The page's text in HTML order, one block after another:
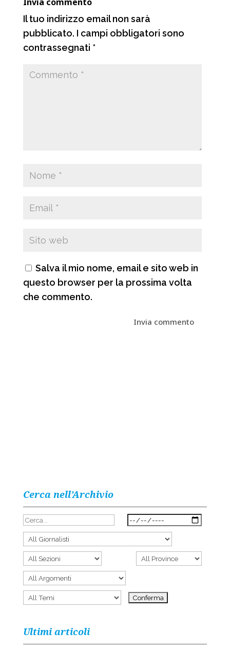
Il tuo indirizzo email non sarà
pubblicato. I campi obbligatori sono
contrassegnati *
Salva il mio nome, email e sito web in
questo browser per la prossima volta
che commento.
Cerca nell’Archivio
Ultimi articoli